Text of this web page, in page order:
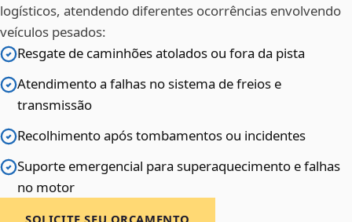
logísticos, atendendo diferentes ocorrências envolvendo
veículos pesados:
Resgate de caminhões atolados ou fora da pista
Atendimento a falhas no sistema de freios e
transmissão
Recolhimento após tombamentos ou incidentes
Suporte emergencial para superaquecimento e falhas
no motor